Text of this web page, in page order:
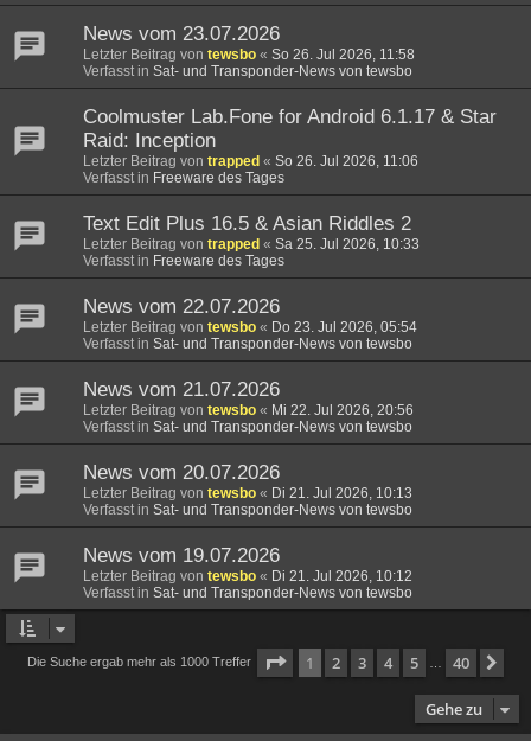
News vom 23.07.2026
Letzter Beitrag von tewsbo « So 26. Jul 2026, 11:58
Verfasst in Sat- und Transponder-News von tewsbo
Coolmuster Lab.Fone for Android 6.1.17 & Star
Raid: Inception
Letzter Beitrag von trapped « So 26. Jul 2026, 11:06
Verfasst in Freeware des Tages
Text Edit Plus 16.5 & Asian Riddles 2
Letzter Beitrag von trapped « Sa 25. Jul 2026, 10:33
Verfasst in Freeware des Tages
News vom 22.07.2026
Letzter Beitrag von tewsbo « Do 23. Jul 2026, 05:54
Verfasst in Sat- und Transponder-News von tewsbo
News vom 21.07.2026
Letzter Beitrag von tewsbo « Mi 22. Jul 2026, 20:56
Verfasst in Sat- und Transponder-News von tewsbo
News vom 20.07.2026
Letzter Beitrag von tewsbo « Di 21. Jul 2026, 10:13
Verfasst in Sat- und Transponder-News von tewsbo
News vom 19.07.2026
Letzter Beitrag von tewsbo « Di 21. Jul 2026, 10:12
Verfasst in Sat- und Transponder-News von tewsbo
Die Suche ergab mehr als 1000 Treffer Seite 1von 40
1 2 3 4 5 40
Gehe zu